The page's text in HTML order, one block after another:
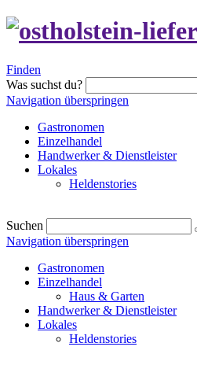
Finden
Was suchst du?
Navigation überspringen
Gastronomen
Einzelhandel
Handwerker & Dienstleister
Lokales
Heldenstories
Suchen
Navigation überspringen
Gastronomen
Einzelhandel
Haus & Garten
Handwerker & Dienstleister
Lokales
Heldenstories